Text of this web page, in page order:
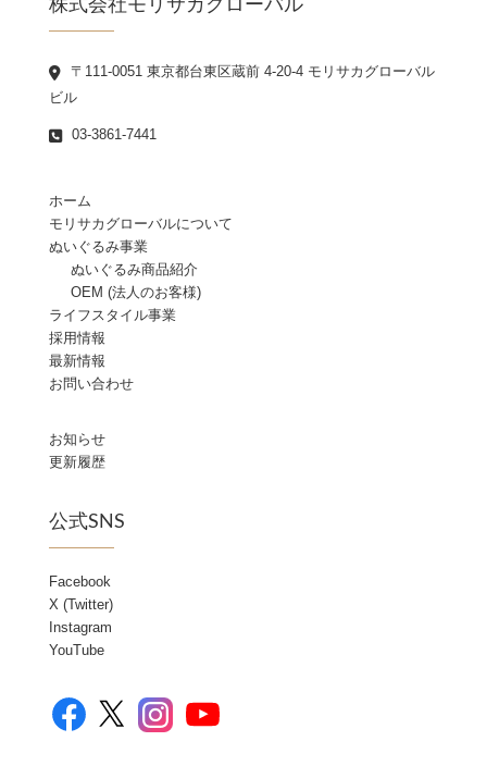
〒111-0051 東京都台東区蔵前 4-20-4 モリサカグローバル
ビル
03-3861-7441
ホーム
モリサカグローバルについて
ぬいぐるみ事業
ぬいぐるみ商品紹介
OEM (法人のお客様)
ライフスタイル事業
採用情報
最新情報
お問い合わせ
お知らせ
更新履歴
公式SNS
Facebook
X (Twitter)
Instagram
YouTube
Facebook
X InstagramYouTube